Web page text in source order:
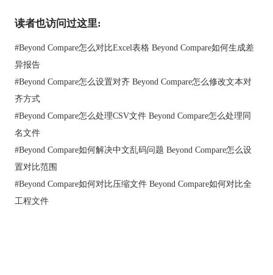
比较。
击“Beyond Compare教程”可获取更多相关教程。
读者也访问过这里:
#Beyond Compare怎么对比Excel表格 Beyond Compare如何生成差
异报告
#Beyond Compare怎么设置对齐 Beyond Compare怎么修改文本对
齐方式
#Beyond Compare怎么处理CSV文件 Beyond Compare怎么处理同
名文件
#Beyond Compare如何解决中文乱码问题 Beyond Compare怎么设
置对比范围
#Beyond Compare如何对比压缩文件 Beyond Compare如何对比全
工程文件